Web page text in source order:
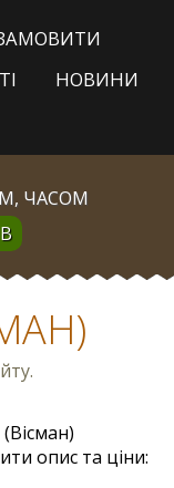
НОВИНИ
ЧАСОМ
опис та ціни: